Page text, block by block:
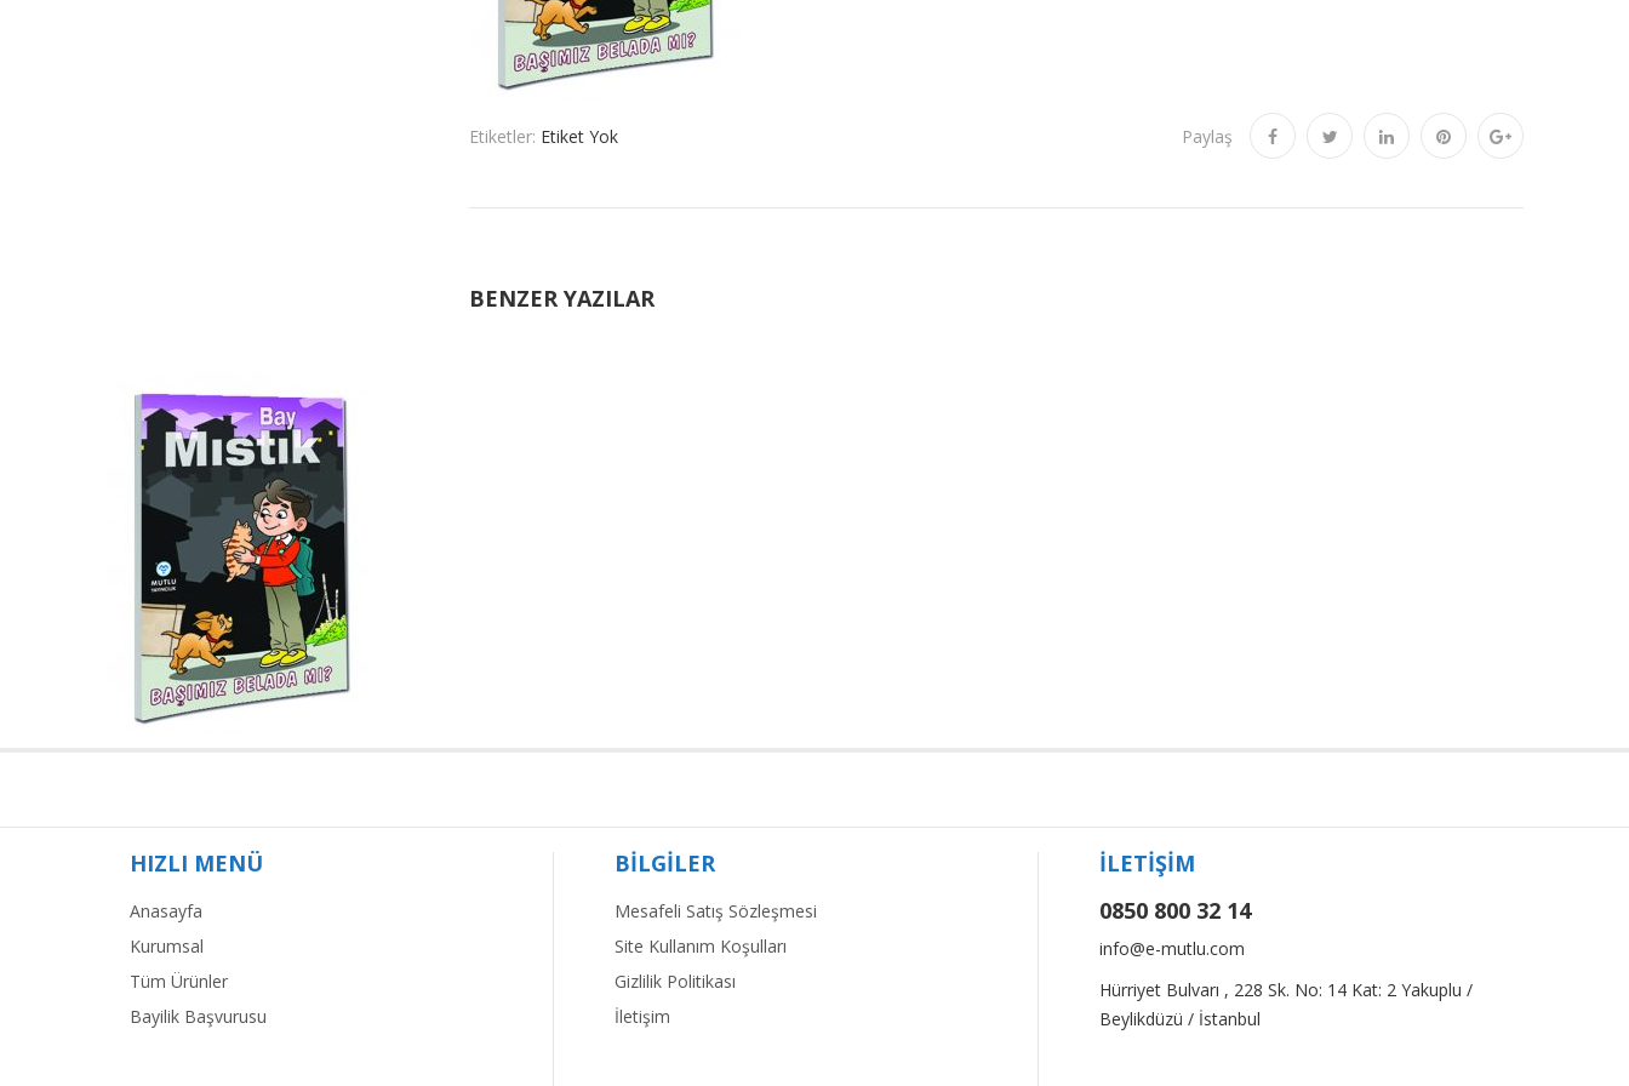
Etiketler: Etiket Yok Paylaş
BENZER YAZILAR
HIZLI MENÜ
Anasayfa
Kurumsal
Tüm Ürünler
Bayilik Başvurusu
BİLGİLER
Mesafeli Satış Sözleşmesi
Site Kullanım Koşulları
Gizlilik Politikası
İletişim
İLETİŞİM
0850 800 32 14
info@e-mutlu.com
Hürriyet Bulvarı , 228 Sk. No: 14 Kat: 2 Yakuplu /
Beylikdüzü / İstanbul